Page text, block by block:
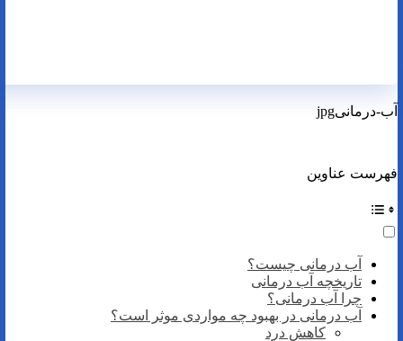
آب-درمانیjpg
فهرست عناوین
آب درمانی چیست؟
تاریخچه آب درمانی
چرا آب درمانی؟
آب درمانی در بهبود چه مواردی موثر است؟
کاهش درد